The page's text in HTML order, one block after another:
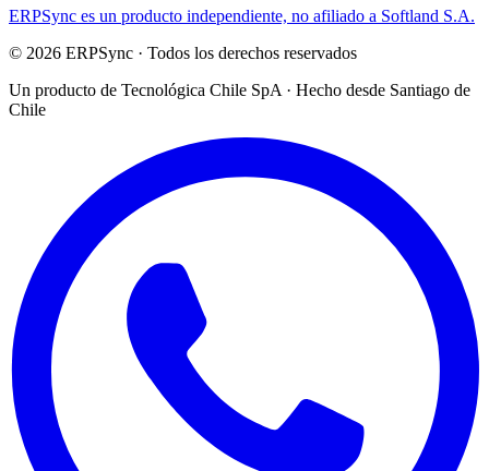
ERPSync es un producto independiente, no afiliado a Softland S.A.
© 2026 ERPSync · Todos los derechos reservados
Un producto de Tecnológica Chile SpA · Hecho desde Santiago de
Chile